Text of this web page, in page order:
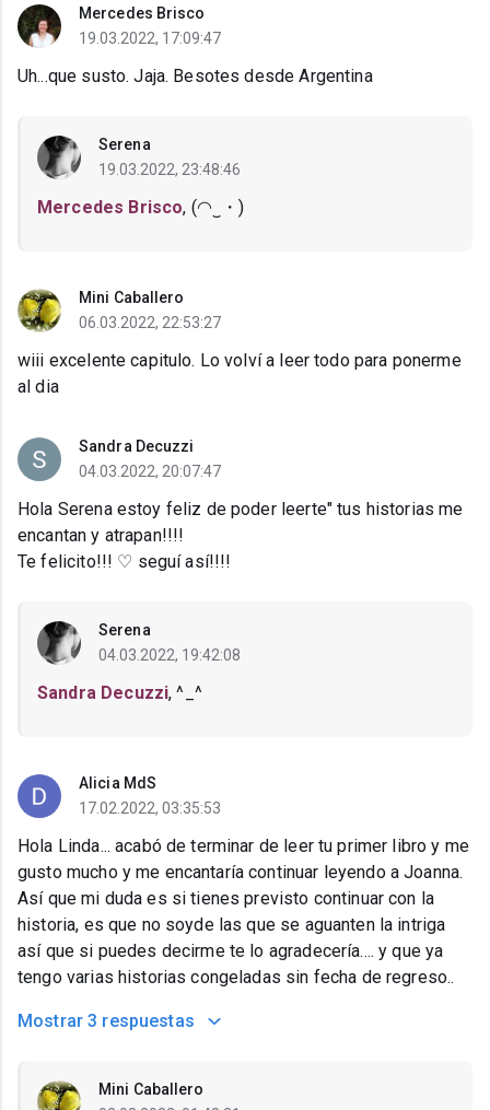
Mercedes Brisco
19.03.2022, 17:09:47
Uh...que susto. Jaja. Besotes desde Argentina
Serena
19.03.2022, 23:48:46
Mercedes Brisco, (◠‿・)
Mini Caballero
06.03.2022, 22:53:27
wiii excelente capitulo. Lo volví a leer todo para ponerme
al dia
Sandra Decuzzi
04.03.2022, 20:07:47
Hola Serena estoy feliz de poder leerte" tus historias me
encantan y atrapan!!!!
Te felicito!!! ♡ seguí así!!!!
Serena
04.03.2022, 19:42:08
Sandra Decuzzi, ^_^
Alicia MdS
17.02.2022, 03:35:53
Hola Linda... acabó de terminar de leer tu primer libro y me
gusto mucho y me encantaría continuar leyendo a Joanna.
Así que mi duda es si tienes previsto continuar con la
historia, es que no soyde las que se aguanten la intriga
así que si puedes decirme te lo agradecería.... y que ya
tengo varias historias congeladas sin fecha de regreso..
Mostrar 3 respuestas
Mini Caballero